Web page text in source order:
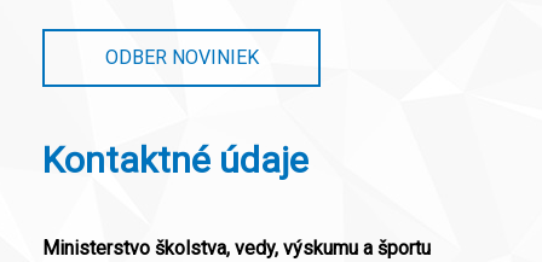
ODBER NOVINIEK
Kontaktné údaje
Ministerstvo školstva, vedy, výskumu a športu